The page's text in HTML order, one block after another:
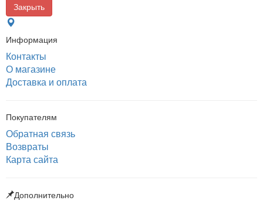
Закрыть
Информация
Контакты
О магазине
Доставка и оплата
Покупателям
Обратная связь
Возвраты
Карта сайта
Дополнительно